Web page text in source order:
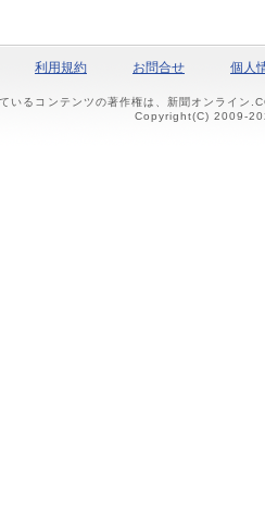
利用規約 お問合せ 個人
いるコンテンツの著作権は、新聞オンライン
Copyright(C) 2009-